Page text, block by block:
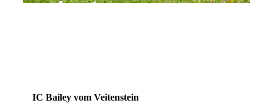
IC Bailey vom Veitenstein